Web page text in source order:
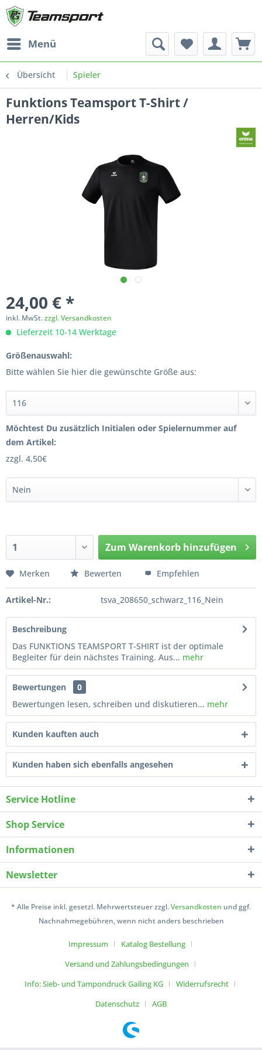
Menü
Übersicht Spieler
Funktions Teamsport T-Shirt /
Herren/Kids
24,00 € *
inkl. MwSt.zzgl. Versandkosten
Lieferzeit 10-14 Werktage
Größenauswahl:
Bitte wählen Sie hier die gewünschte Größe aus:
Möchtest Du zusätzlich Initialen oder Spielernummer auf
dem Artikel:
zzgl. 4,50€
Zum Warenkorb hinzufügen
Hinzugefügt
Merken Bewerten Empfehlen
Artikel-Nr.: tsva_208650_schwarz_116_Nein
Beschreibung
Das FUNKTIONS TEAMSPORT T-SHIRT ist der optimale
Begleiter für dein nächstes Training. Aus... mehr
Bewertungen
0
Bewertungen lesen, schreiben und diskutieren... mehr
Kunden kauften auch
Kunden haben sich ebenfalls angesehen
Service Hotline
Shop Service
Informationen
Newsletter
* Alle Preise inkl. gesetzl. Mehrwertsteuer zzgl.Versandkosten und ggf.
Nachnahmegebühren, wenn nicht anders beschrieben
Impressum
Katalog Bestellung
Versand und Zahlungsbedingungen
Info: Sieb- und Tampondruck Gailing KG
Widerrufsrecht
Datenschutz
AGB